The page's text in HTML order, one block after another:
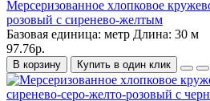
Мерсеризованное хлопковое
розовый с сиренево-желтым
Базовая единица: метр Длина: 30 м
97.76р.
В корзину Купить в один клик